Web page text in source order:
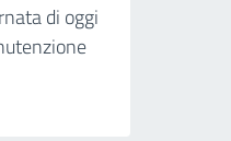
di oggi